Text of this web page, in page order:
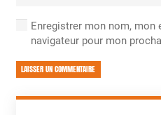
Enregistrer mon nom,
navigateur pour mon
LAISSER UN COMMENTAIRE